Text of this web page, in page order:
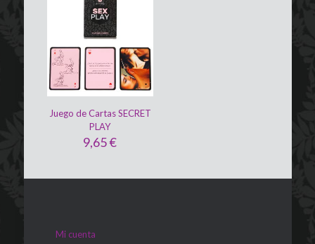
Juego de Cartas SECRET
PLAY
9,65€
Mi cuenta